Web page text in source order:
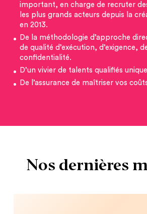
important, en charge de recruter
les plus grands acteurs depuis la
en 2013.
De la méthodologie d’approche
de qualité d’exécution, d’exigence,
confidentialité.
D’un vivier de talents qualifiés
De l’assurance de maîtriser vos
Nos dernières